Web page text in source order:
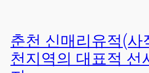
춘천 신매리유적(사
천지역의 대표적 선